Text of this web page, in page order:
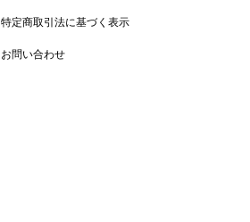
特定商取引法に基づく表示
お問い合わせ